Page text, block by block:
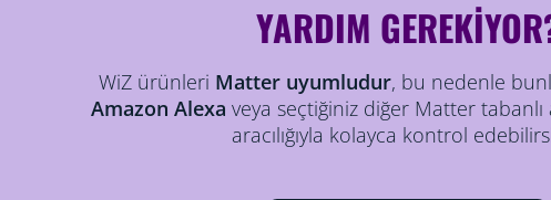
YARDIM
WiZ ürünleri Matter uyumludur, bu nedenle
Amazon Alexa veya seçtiğiniz diğer Matter tabanlı
aracılığıyla kolayca kontrol